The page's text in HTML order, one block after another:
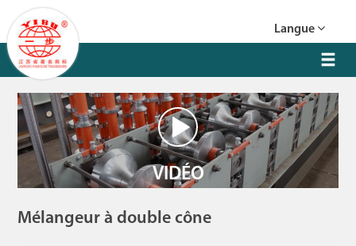
Langue
VIDÉO
Mélangeur à double cône